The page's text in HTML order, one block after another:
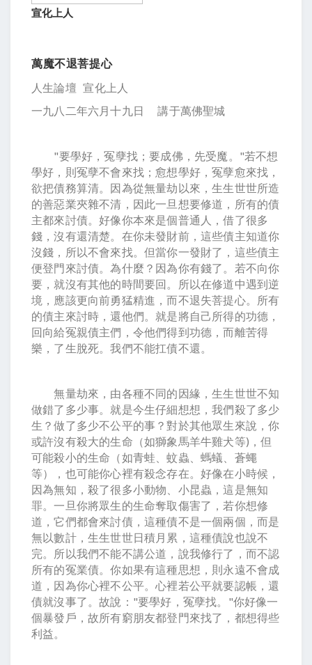
宣化上人
萬魔不退菩提心
人生論壇 宣化上人
一九八二年六月十九日 講于萬佛聖城
"要學好，冤孽找；要成佛，先受魔。"若不想
學好，則冤孽不會來找；愈想學好，冤孽愈來找，
欲把債務算清。因為從無量劫以來，生生世世所造
的善惡業夾雜不清，因此一旦想要修道，所有的債
主都來討債。好像你本來是個普通人，借了很多
錢，沒有還清楚。在你未發財前，這些債主知道你
沒錢，所以不會來找。但當你一發財了，這些債主
便登門來討債。為什麼？因為你有錢了。若不向你
要，就沒有其他的時間要回。所以在修道中遇到逆
境，應該更向前勇猛精進，而不退失菩提心。所有
的債主來討時，還他們。就是將自己所得的功德，
回向給冤親債主們，令他們得到功德，而離苦得
樂，了生脫死。我們不能扛債不還。
無量劫來，由各種不同的因緣，生生世世不知
做錯了多少事。就是今生仔細想想，我們殺了多少
生？做了多少不公平的事？對於其他眾生來說，你
或許沒有殺大的生命（如獅象馬羊牛雞犬等)，但
可能殺小的生命（如青蛙、蚊蟲、螞蟻、蒼蠅
等），也可能你心裡有殺念存在。好像在小時候，
因為無知，殺了很多小動物、小昆蟲，這是無知
罪。一旦你將眾生的生命奪取傷害了，若你想修
道，它們都會來討債，這種債不是一個兩個，而是
無以數計，生生世世日積月累，這種債說也說不
完。所以我們不能不講公道，說我修行了，而不認
所有的冤業債。你如果有這種思想，則永遠不會成
道，因為你心裡不公平。心裡若公平就要認帳，還
債就沒事了。故說："要學好，冤孽找。"你好像一
個暴發戶，故所有窮朋友都登門來找了，都想得些
利益。